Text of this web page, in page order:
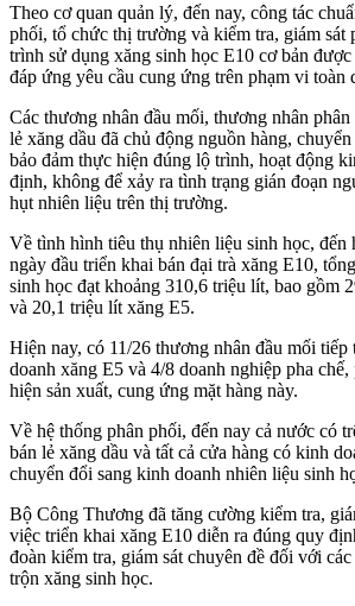
Theo cơ quan quản lý, đến nay, công tác
phối, tổ chức thị trường và kiểm tra, giám sát
trình sử dụng xăng sinh học E10 cơ bản
đáp ứng yêu cầu cung ứng trên phạm vi toàn
Các thương nhân đầu mối, thương nhân
lẻ xăng dầu đã chủ động nguồn hàng,
bảo đảm thực hiện đúng lộ trình, hoạt động
định, không để xảy ra tình trạng gián đoạn
hụt nhiên liệu trên thị trường.
Về tình hình tiêu thụ nhiên liệu sinh học, đến
ngày đầu triển khai bán đại trà xăng E10,
sinh học đạt khoảng 310,6 triệu lít, bao gồm
và 20,1 triệu lít xăng E5.
Hiện nay, có 11/26 thương nhân đầu mối
doanh xăng E5 và 4/8 doanh nghiệp pha
hiện sản xuất, cung ứng mặt hàng này.
Về hệ thống phân phối, đến nay cả nước có
bán lẻ xăng dầu và tất cả cửa hàng có kinh
chuyển đổi sang kinh doanh nhiên liệu sinh
Bộ Công Thương đã tăng cường kiểm tra,
việc triển khai xăng E10 diễn ra đúng quy
đoàn kiểm tra, giám sát chuyên đề đối với
trộn xăng sinh học.